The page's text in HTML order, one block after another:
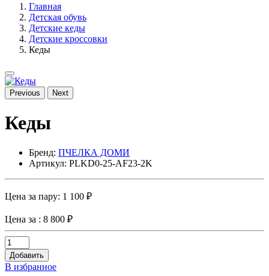
Главная
Детская обувь
Детские кеды
Детские кроссовки
Кеды
Previous Next
Кеды
Бренд: ПЧЕЛКА ДОМИ
Артикул: PLKD0-25-AF23-2K
Цена за пару: 1 100 ₽
Цена за : 8 800 ₽
Добавить
В избранное